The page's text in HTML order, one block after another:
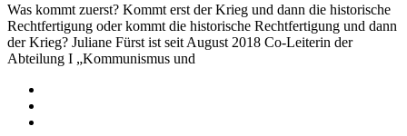
Was kommt zuerst? Kommt erst der Krieg und dann die historische
Rechtfertigung oder kommt die historische Rechtfertigung und dann
der Krieg? Juliane Fürst ist seit August 2018 Co-Leiterin der
Abteilung I „Kommunismus und